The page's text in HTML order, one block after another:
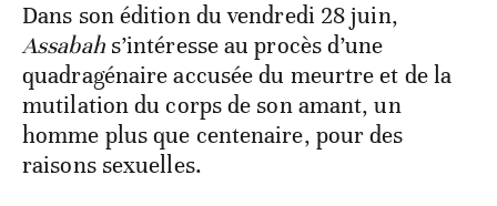
Dans son édition du vendredi 28 juin,
Assabah s’intéresse au procès d’une
quadragénaire accusée du meurtre et de la
mutilation du corps de son amant, un
homme plus que centenaire, pour des
raisons sexuelles.